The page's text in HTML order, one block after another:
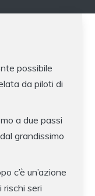
possibile
da piloti di
a due passi
grandissimo
c’è un’azione
seri